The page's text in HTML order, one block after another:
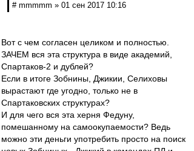
# mmmmm » 01 сен 2017 10:16
Вот с чем согласен целиком и полностью.
ЗАЧЕМ вся эта структура в виде академий,
Спартаков-2 и дублей?
Если в итоге Зобнины, Джикии, Селиховы
вырастают где угодно, только не в
Спартаковских структурах?
И для чего вся эта херня Федуну,
помешанному на самоокупаемости? Ведь
можно эти деньги употребить просто на поиск